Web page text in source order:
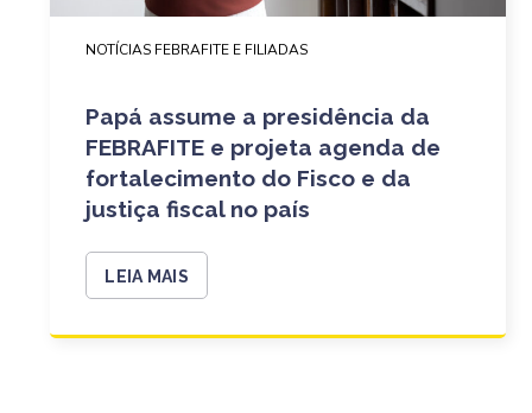
NOTÍCIAS FEBRAFITE E FILIADAS
Papá assume a presidência da
FEBRAFITE e projeta agenda de
fortalecimento do Fisco e da
justiça fiscal no país
LEIA MAIS